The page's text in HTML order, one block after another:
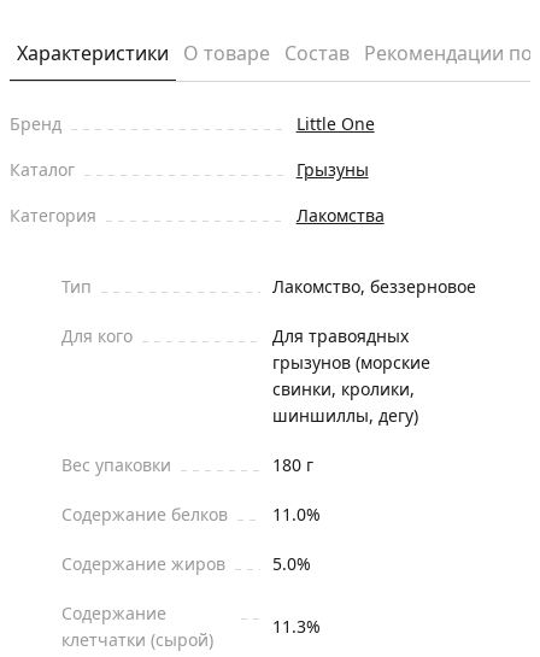
Характеристики О товаре Состав Рекомендации
Бренд
Little One
Каталог
Грызуны
Категория
Лакомства
Тип Лакомство, беззерновое
Для кого
Для травоядных
грызунов (морские
свинки, кролики,
шиншиллы, дегу)
Вес упаковки 180 г
Содержание белков 11.0%
Содержание жиров 5.0%
Содержание
клетчатки (сырой)
11.3%